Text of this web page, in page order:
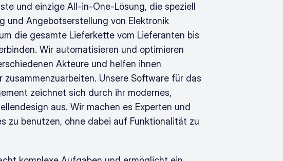
und einzige All-in-One-Lösung, die speziell
und Angebotserstellung von Elektronik
die gesamte Lieferkette vom Lieferanten bis
Wir automatisieren und optimieren
Akteure und helfen ihnen
zusammenzuarbeiten. Unsere Software für das
zeichnet sich durch ihr modernes,
aus. Wir machen es Experten und
zu benutzen, ohne dabei auf Funktionalität zu